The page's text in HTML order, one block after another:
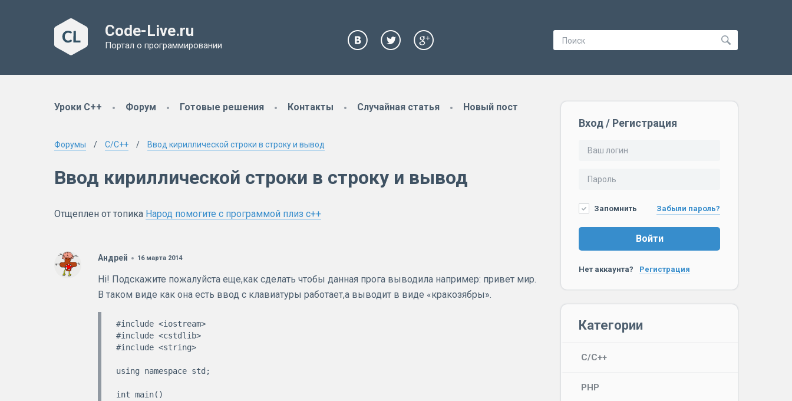
Code-Live.ru
Портал о программировании
Уроки C++ Форум Готовые решения Контакты Случайная статья Новый пост
Форумы C/C++ Ввод кириллической строки в строку и вывод
Ввод кириллической строки в строку и вывод
Отщеплен от топика Народ помогите с программой плиз с++
Андрей 16 марта 2014
Hi! Подскажите пожалуйста еще,как сделать чтобы данная прога выводила например: привет мир.
В таком виде как она есть ввод с клавиатуры работает,а выводит в виде «кракозябры».
#include <iostream>
#include <cstdlib>
#include <string>
using namespace std;
int main()
Вход / Регистрация
Запомнить Забыли пароль?
Войти
Нет аккаунта? Регистрация
Категории
C/C++
PHP